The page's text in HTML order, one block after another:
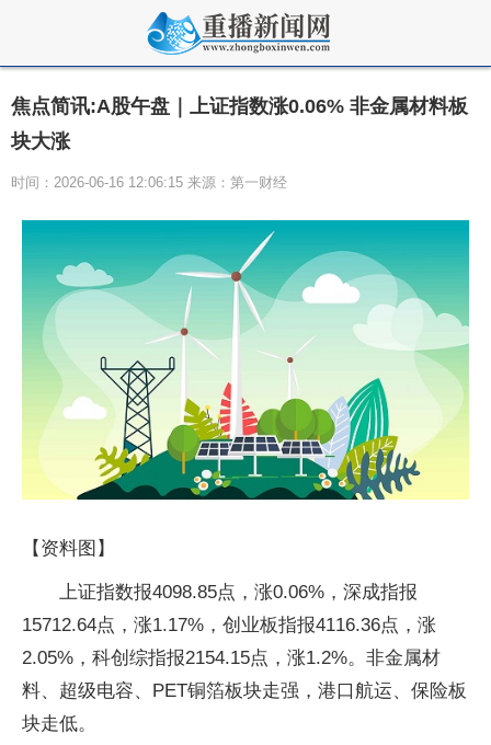
焦点简讯:A股午盘｜上证指数涨0.06% 非金属材料板
块大涨
时间：2026-06-16 12:06:15 来源：第一财经
【资料图】
上证指数报4098.85点，涨0.06%，深成指报
15712.64点，涨1.17%，创业板指报4116.36点，涨
2.05%，科创综指报2154.15点，涨1.2%。非金属材
料、超级电容、PET铜箔板块走强，港口航运、保险板
块走低。